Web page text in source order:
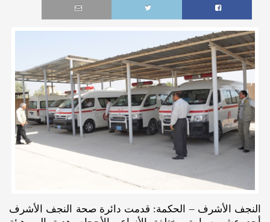
النجف الأشرف – الحكمة: قدمت دائرة صحة النجف الأشرف